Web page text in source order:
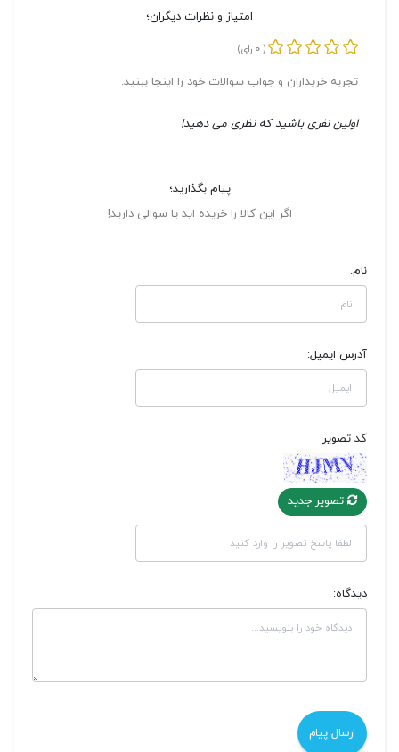
امتیاز و نظرات دیگران؛
(
0 رای)
تجربه خریداران و جواب سوالات خود را اینجا ببنید.
اولین نفری باشید که نظری می دهید!
پیام بگذارید؛
اگر این کالا را خریده اید یا سوالی دارید!
نام:
آدرس ایمیل:
کد تصویر
تصویر جدید
دیدگاه: